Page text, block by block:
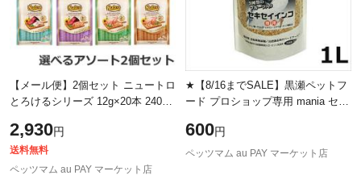
【メール便】2個セット ニュートロ
とろけるシリーズ 12g×20本 240g
無料
2,930円
送料無料
ペッツマム au PAY マーケット店
★【8/16までSALE】黒瀬ペットフ
ード プロショップ専用 mania セキ
600円
ペッツマム au PAY マーケット店